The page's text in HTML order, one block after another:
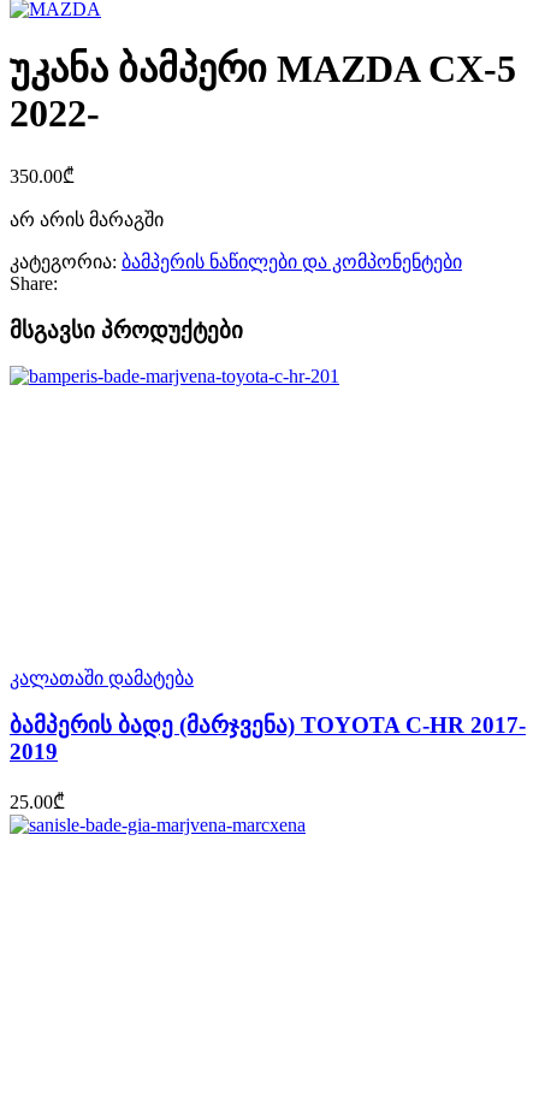
უკანა ბამპერი MAZDA CX-5
2022-
350.00₾
არ არის მარაგში
კატეგორია: ბამპერის ნაწილები და კომპონენტები
Share:
მსგავსი პროდუქტები
კალათაში დამატება
ბამპერის ბადე (მარჯვენა) TOYOTA C-HR 2017-
2019
25.00₾